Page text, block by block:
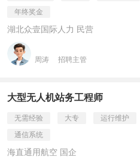
年终奖金
湖北众壹国际人力 民营
周涛 招聘主管
大型无人机站务工程师
无需经验 大专 运行维护
通信系统
海直通用航空 国企